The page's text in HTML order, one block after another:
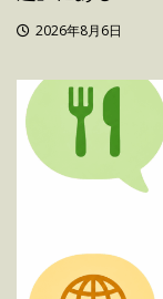
2026年8月6日